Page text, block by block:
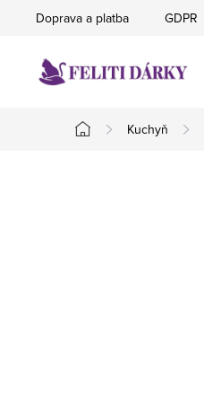
Doprava a platba GDPR
Domů
Kuchyň